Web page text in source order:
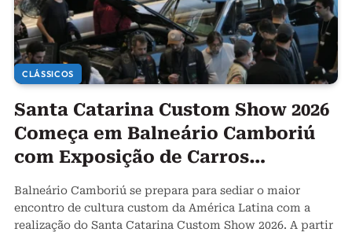
CLÁSSICOS
Santa Catarina Custom Show 2026
Começa em Balneário Camboriú
com Exposição de Carros
Customizados e Concurso de Pin-
ups
Balneário Camboriú se prepara para sediar o maior
encontro de cultura custom da América Latina com a
realização do Santa Catarina Custom Show 2026. A partir